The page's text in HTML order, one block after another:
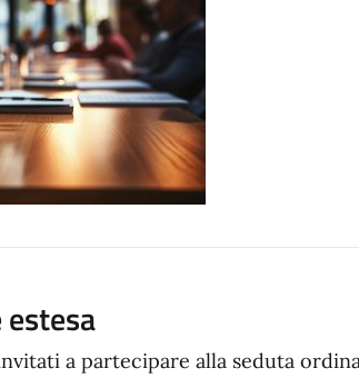
a partecipare alla seduta